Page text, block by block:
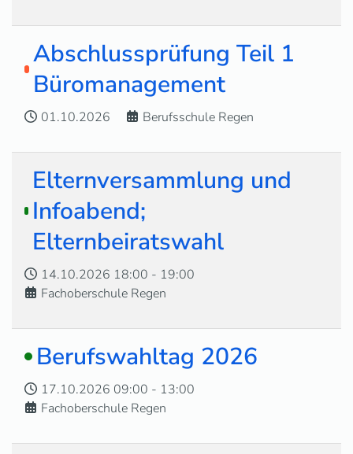
Abschlussprüfung Teil 1
Büromanagement
01.10.2026 Berufsschule Regen
Elternversammlung und
Infoabend;
Elternbeiratswahl
14.10.2026 18:00 - 19:00
Fachoberschule Regen
Berufswahltag 2026
17.10.2026 09:00 - 13:00
Fachoberschule Regen